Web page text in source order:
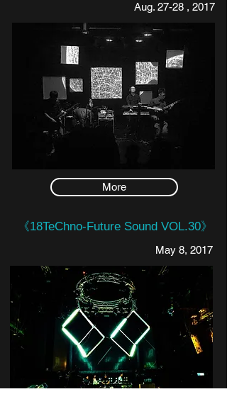
Aug. 27-28 , 2017
More
《18TeChno-Future Sound VOL.30》
May 8, 2017